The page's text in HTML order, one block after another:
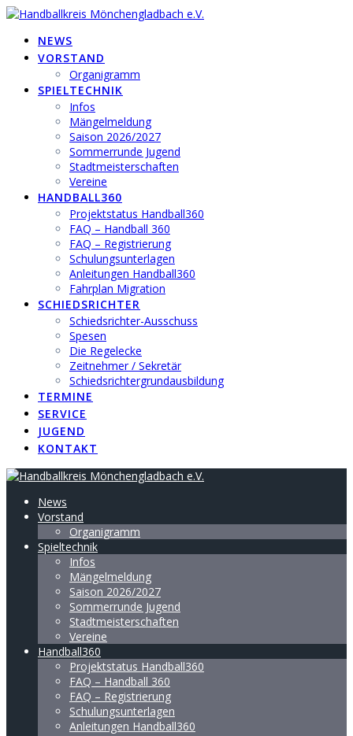
Zum
springenNEWS
VORSTAND
Organigramm
SPIELTECHNIK
Infos
Mängelmeldung
Saison 2026/2027
Sommerrunde Jugend
Stadtmeisterschaften
Vereine
HANDBALL360
Projektstatus Handball360
FAQ – Handball 360
FAQ – Registrierung
Schulungsunterlagen
Anleitungen Handball360
Fahrplan Migration
SCHIEDSRICHTER
Schiedsrichter-Ausschuss
Spesen
Die Regelecke
Zeitnehmer / Sekretär
Schiedsrichtergrundausbildung
TERMINE
SERVICE
JUGEND
KONTAKT
News
Vorstand
Organigramm
Spieltechnik
Infos
Mängelmeldung
Saison 2026/2027
Sommerrunde Jugend
Stadtmeisterschaften
Vereine
Handball360
Projektstatus Handball360
FAQ – Handball 360
FAQ – Registrierung
Schulungsunterlagen
Anleitungen Handball360